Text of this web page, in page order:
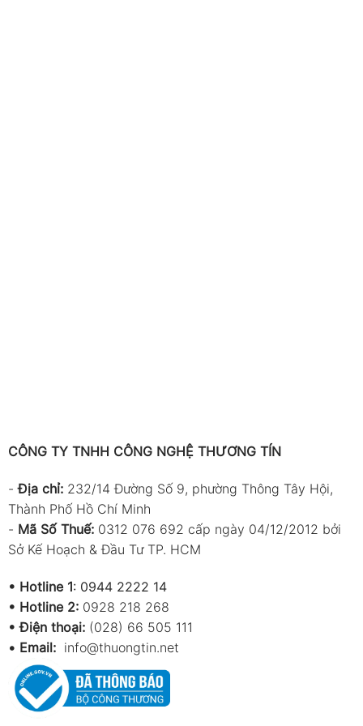
CÔNG TY TNHH CÔNG NGHỆ THƯƠNG TÍN
-Địa chỉ: 232/14 Đường Số 9, phường Thông Tây Hội,
Thành Phố Hồ Chí Minh
- Mã Số Thuế: 0312 076 692 cấp ngày 04/12/2012 bởi
Sở Kế Hoạch & Đầu Tư TP. HCM
• Hotline 1: 0944 2222 14
• Hotline 2: 0928 218 268
• Điện thoại: (028) 66 505 111
• Email: info@thuongtin.net